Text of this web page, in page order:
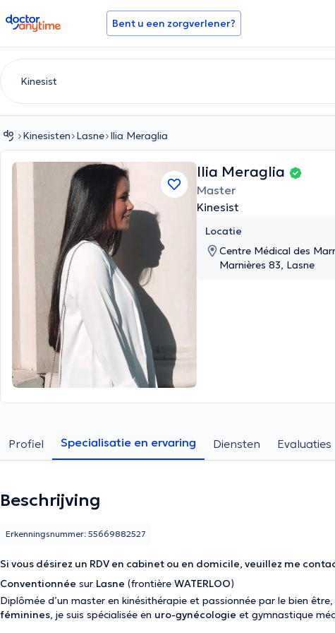
doctoranytime Bent u een zorgverlener?
Kinesisten Lasne Ilia Meraglia
Ilia Meraglia
Master
Kinesist
Locatie
Centre Médical des
Marnières 83, Lasne
Profiel Specialisatie en ervaring Diensten Evaluaties
Beschrijving
Si vous désirez un RDV en cabinet ou en domicile, veuillez me
Conventionnée sur Lasne (frontière WATERLOO)
Diplômée d’un master en kinésithérapie et passionnée par le bien
féminines, je suis spécialisée en uro-gynécologie et gymnastique
Erkenningsnummer: 55669882527